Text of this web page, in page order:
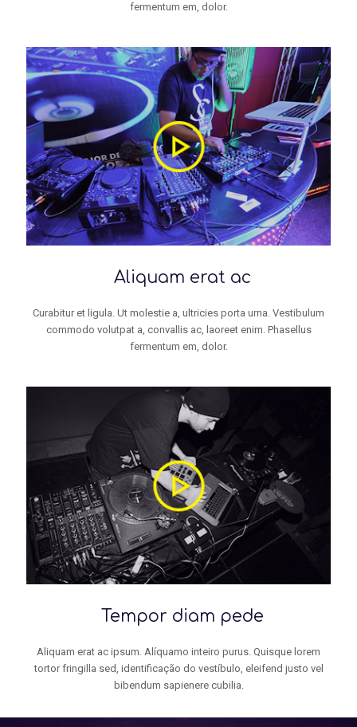
fermentum em, dolor.
Aliquam erat ac
Curabitur et ligula. Ut molestie a, ultricies porta urna. Vestibulum
commodo volutpat a, convallis ac, laoreet enim. Phasellus
fermentum em, dolor.
Tempor diam pede
Aliquam erat ac ipsum. Alíquamo inteiro purus. Quisque lorem
tortor fringilla sed, identificação do vestíbulo, eleifend justo vel
bibendum sapienere cubilia.